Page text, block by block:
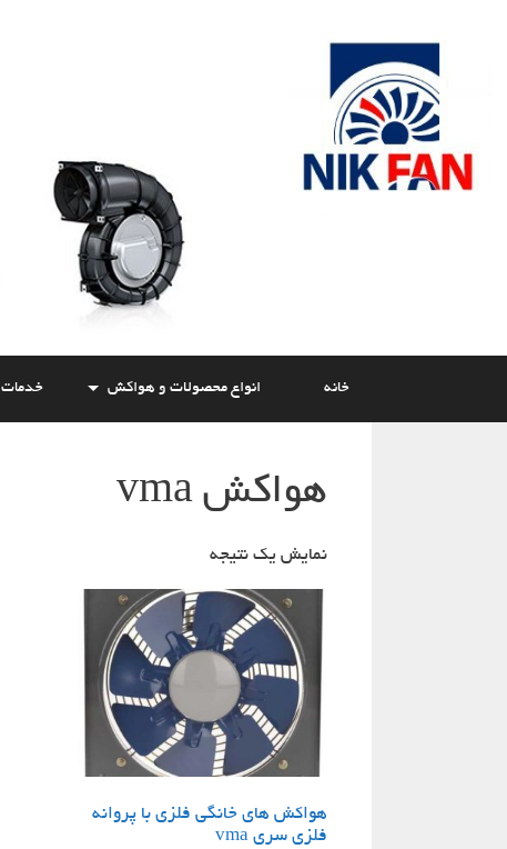
خانه انواع محصولات و هواکش خدمات
هواکش vma
نمایش یک نتیجه
هواکش های خانگی فلزی با پروانه
فلزی سری vma